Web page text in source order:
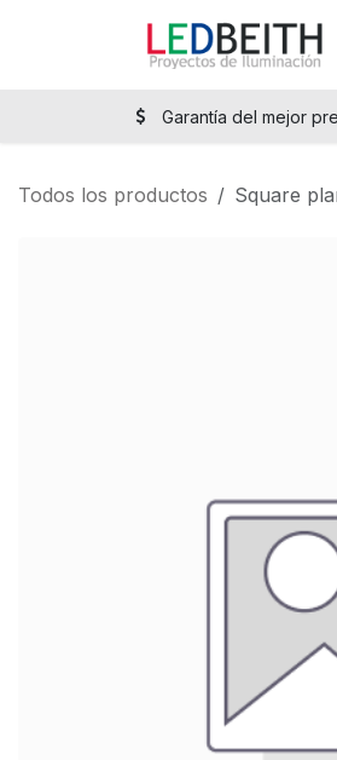
Garantía del mejor
Todos los productos Square